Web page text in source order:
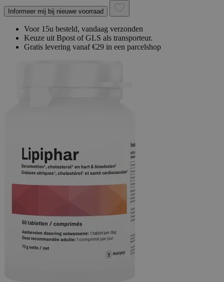
Informeer mij bij nieuwe voorraad
Voor 15u besteld, vandaag verzonden
Keuze uit Bpost of GLS als transporteur.
Gratis levering vanaf €29 in een parcelshop